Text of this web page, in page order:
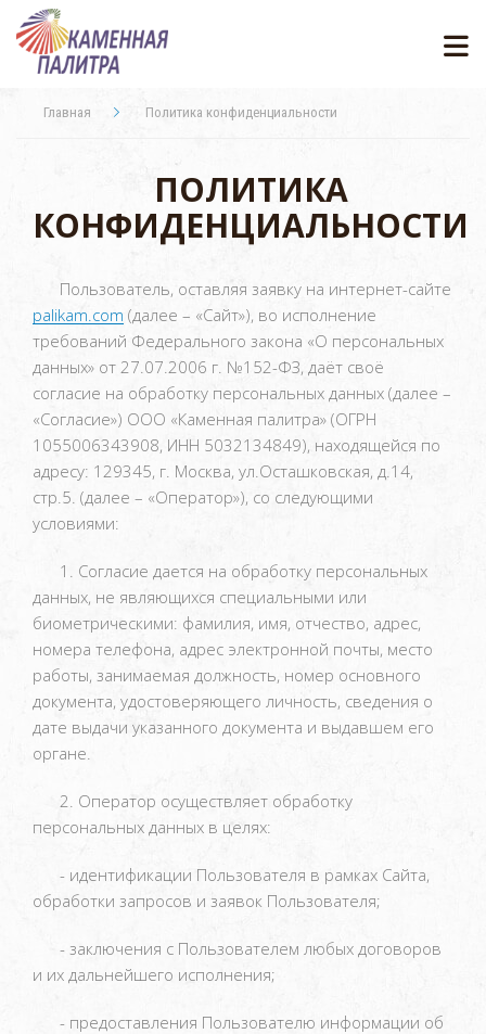
Главная Политика конфиденциальности
ПОЛИТИКА
КОНФИДЕНЦИАЛЬНОСТИ
Пользователь, оставляя заявку на интернет-сайте
palikam.com (далее – «Сайт»), во исполнение
требований Федерального закона «О персональных
данных» от 27.07.2006 г. №152-ФЗ, даёт своё
согласие на обработку персональных данных (далее –
«Согласие») ООО «Каменная палитра» (ОГРН
1055006343908, ИНН 5032134849), находящейся по
адресу: 129345, г. Москва, ул.Осташковская, д.14,
стр.5. (далее – «Оператор»), со следующими
условиями:
1. Согласие дается на обработку персональных
данных, не являющихся специальными или
биометрическими: фамилия, имя, отчество, адрес,
номера телефона, адрес электронной почты, место
работы, занимаемая должность, номер основного
документа, удостоверяющего личность, сведения о
дате выдачи указанного документа и выдавшем его
органе.
2. Оператор осуществляет обработку
персональных данных в целях:
- идентификации Пользователя в рамках Сайта,
обработки запросов и заявок Пользователя;
- заключения с Пользователем любых договоров
и их дальнейшего исполнения;
- предоставления Пользователю информации об